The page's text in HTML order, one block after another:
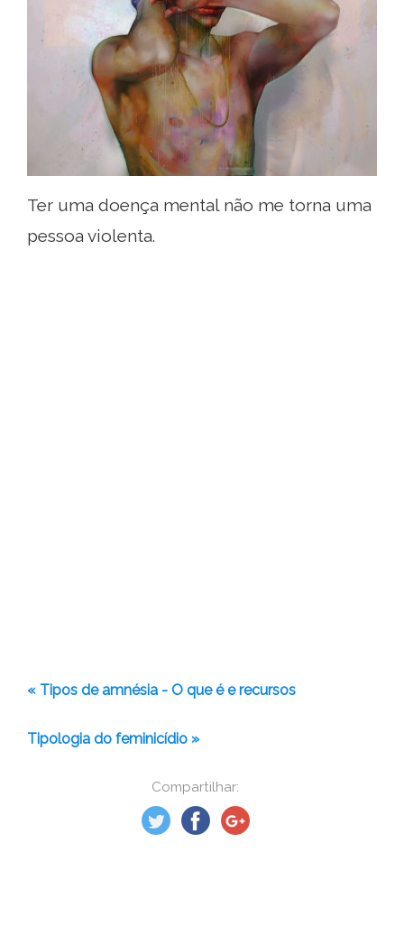
Compartilhar:
Ter uma doença mental não me torna uma
pessoa violenta.
« Tipos de amnésia - O que é e recursos
Tipologia do feminicídio »